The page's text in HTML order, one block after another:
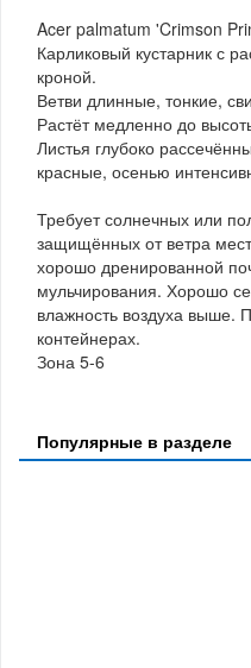
Acer palmatum 'Crimson
Карликовый кустарник с
кроной.
Ветви длинные, тонкие,
Растёт медленно до
Листья глубоко
красные, осенью
Требует солнечных или
защищённых от ветра
хорошо дренированной
мульчирования. Хорошо
влажность воздуха выше.
контейнерах.
Зона 5-6
Популярные в разделе